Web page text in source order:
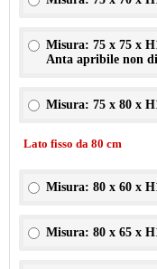
Misura: 75 x 75 x
Anta apribile non
Misura: 75 x 80 x
Lato fisso da 80 cm
Misura: 80 x 60 x
Misura: 80 x 65 x